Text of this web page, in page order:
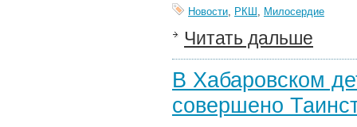
Новости, РКШ , Милосердие
Читать дальше
В Хабаровском
совершено